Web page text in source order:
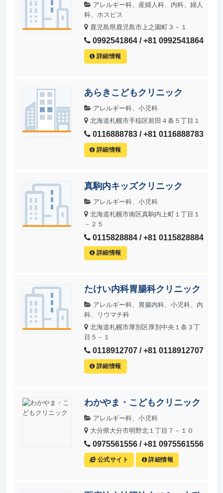
アレルギー科、産婦人科、内科、婦人
科、ホスピス
鹿児島県鹿児島市上之園町３－１
0992541864 / +81 0992541864
詳細情報
あらきこどもクリニック
アレルギー科、小児科
北海道札幌市手稲区前田４条５丁目１
0116888783 / +81 0116888783
詳細情報
真駒内キッズクリニック
アレルギー科、小児科
北海道札幌市南区真駒内上町１丁目１
－２５
0115828884 / +81 0115828884
詳細情報
たけい内科胃腸科クリニック
アレルギー科、胃腸内科、小児科、内
科、リウマチ科
北海道札幌市厚別区厚別中央１条３丁
目５－１
0118912707 / +81 0118912707
詳細情報
わかやま・こどもクリニック
アレルギー科、小児科
大分県大分市明野北１丁目７－１０
0975561556 / +81 0975561556
公式サイト 詳細情報